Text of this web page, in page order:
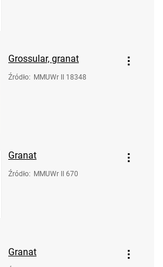
Grossular, granat
Źródło: MMUWr II 18348
Granat
Źródło: MMUWr II 670
Granat